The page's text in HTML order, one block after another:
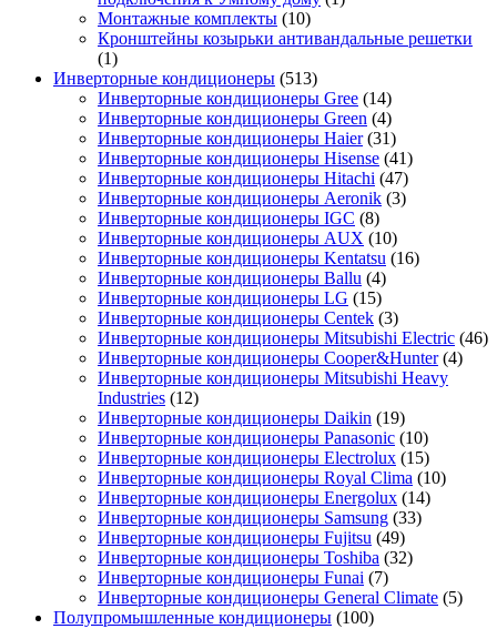
Монтажные комплекты (10)
Кронштейны козырьки антивандальные решетки
(1)
Инверторные кондиционеры (513)
Инверторные кондиционеры Gree (14)
Инверторные кондиционеры Green (4)
Инверторные кондиционеры Haier (31)
Инверторные кондиционеры Hisense (41)
Инверторные кондиционеры Hitachi (47)
Инверторные кондиционеры Aeronik (3)
Инверторные кондиционеры IGC (8)
Инверторные кондиционеры AUX (10)
Инверторные кондиционеры Kentatsu (16)
Инверторные кондиционеры Ballu (4)
Инверторные кондиционеры LG (15)
Инверторные кондиционеры Centek (3)
Инверторные кондиционеры Mitsubishi Electric (46)
Инверторные кондиционеры Cooper&Hunter (4)
Инверторные кондиционеры Mitsubishi Heavy
Industries (12)
Инверторные кондиционеры Daikin (19)
Инверторные кондиционеры Panasonic (10)
Инверторные кондиционеры Electrolux (15)
Инверторные кондиционеры Royal Clima (10)
Инверторные кондиционеры Energolux (14)
Инверторные кондиционеры Samsung (33)
Инверторные кондиционеры Fujitsu (49)
Инверторные кондиционеры Toshiba (32)
Инверторные кондиционеры Funai (7)
Инверторные кондиционеры General Climate (5)
Полупромышленные кондиционеры (100)